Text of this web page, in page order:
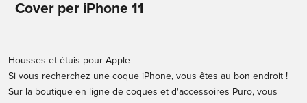
Cover per iPhone 11
Housses et étuis pour Apple
Si vous recherchez une coque iPhone, vous êtes au bon endroit !
Sur la boutique en ligne de coques et d'accessoires Puro, vous